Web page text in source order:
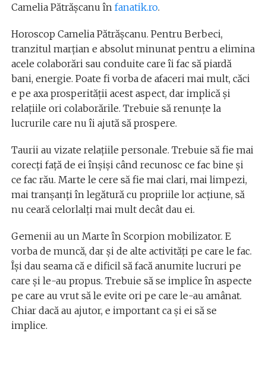
Camelia Pătrăşcanu în fanatik.ro.
Horoscop Camelia Pătrășcanu. Pentru Berbeci,
tranzitul marțian e absolut minunat pentru a elimina
acele colaborări sau conduite care îi fac să piardă
bani, energie. Poate fi vorba de afaceri mai mult, căci
e pe axa prosperității acest aspect, dar implică și
relațiile ori colaborările. Trebuie să renunțe la
lucrurile care nu îi ajută să prospere.
Taurii au vizate relațiile personale. Trebuie să fie mai
corecți față de ei înșiși când recunosc ce fac bine și
ce fac rău. Marte le cere să fie mai clari, mai limpezi,
mai tranșanți în legătură cu propriile lor acțiune, să
nu ceară celorlalți mai mult decât dau ei.
Gemenii au un Marte în Scorpion mobilizator. E
vorba de muncă, dar și de alte activități pe care le fac.
Își dau seama că e dificil să facă anumite lucruri pe
care și le-au propus. Trebuie să se implice în aspecte
pe care au vrut să le evite ori pe care le-au amânat.
Chiar dacă au ajutor, e important ca și ei să se
implice.